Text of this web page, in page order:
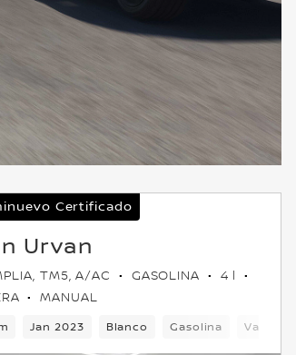
Certificado
Urvan
TM5, A/AC GASOLINA
4 l
MANUAL
Jan 2023 Blanco Gasolina Van